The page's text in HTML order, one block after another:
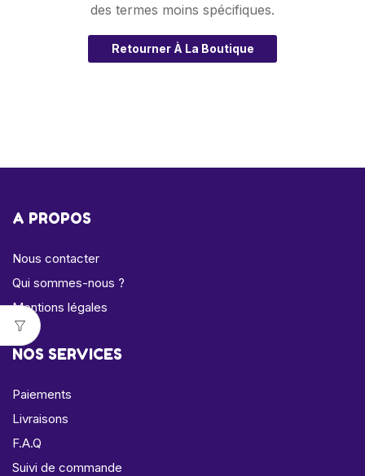
des termes moins spécifiques.
Retourner À La Boutique
A PROPOS
Nous contacter
Qui sommes-nous ?
Mentions légales
NOS SERVICES
Paiements
Livraisons
F.A.Q
Suivi de commande